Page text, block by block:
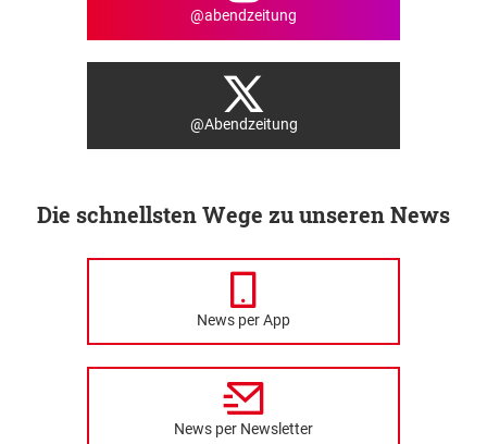
@abendzeitung
@Abendzeitung
Die schnellsten Wege zu unseren News
News per App
News per Newsletter